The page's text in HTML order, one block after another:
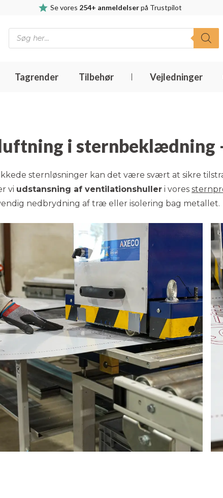
Se vores 254+ anmeldelserpå Trustpilot
Products
search
Tagrender Tilbehør Vejledninger
i
sternløsninger kan det være svært at sikre
vi udstansning af ventilationshuller i vores
nedbrydning af træ eller isolering bag metallet.